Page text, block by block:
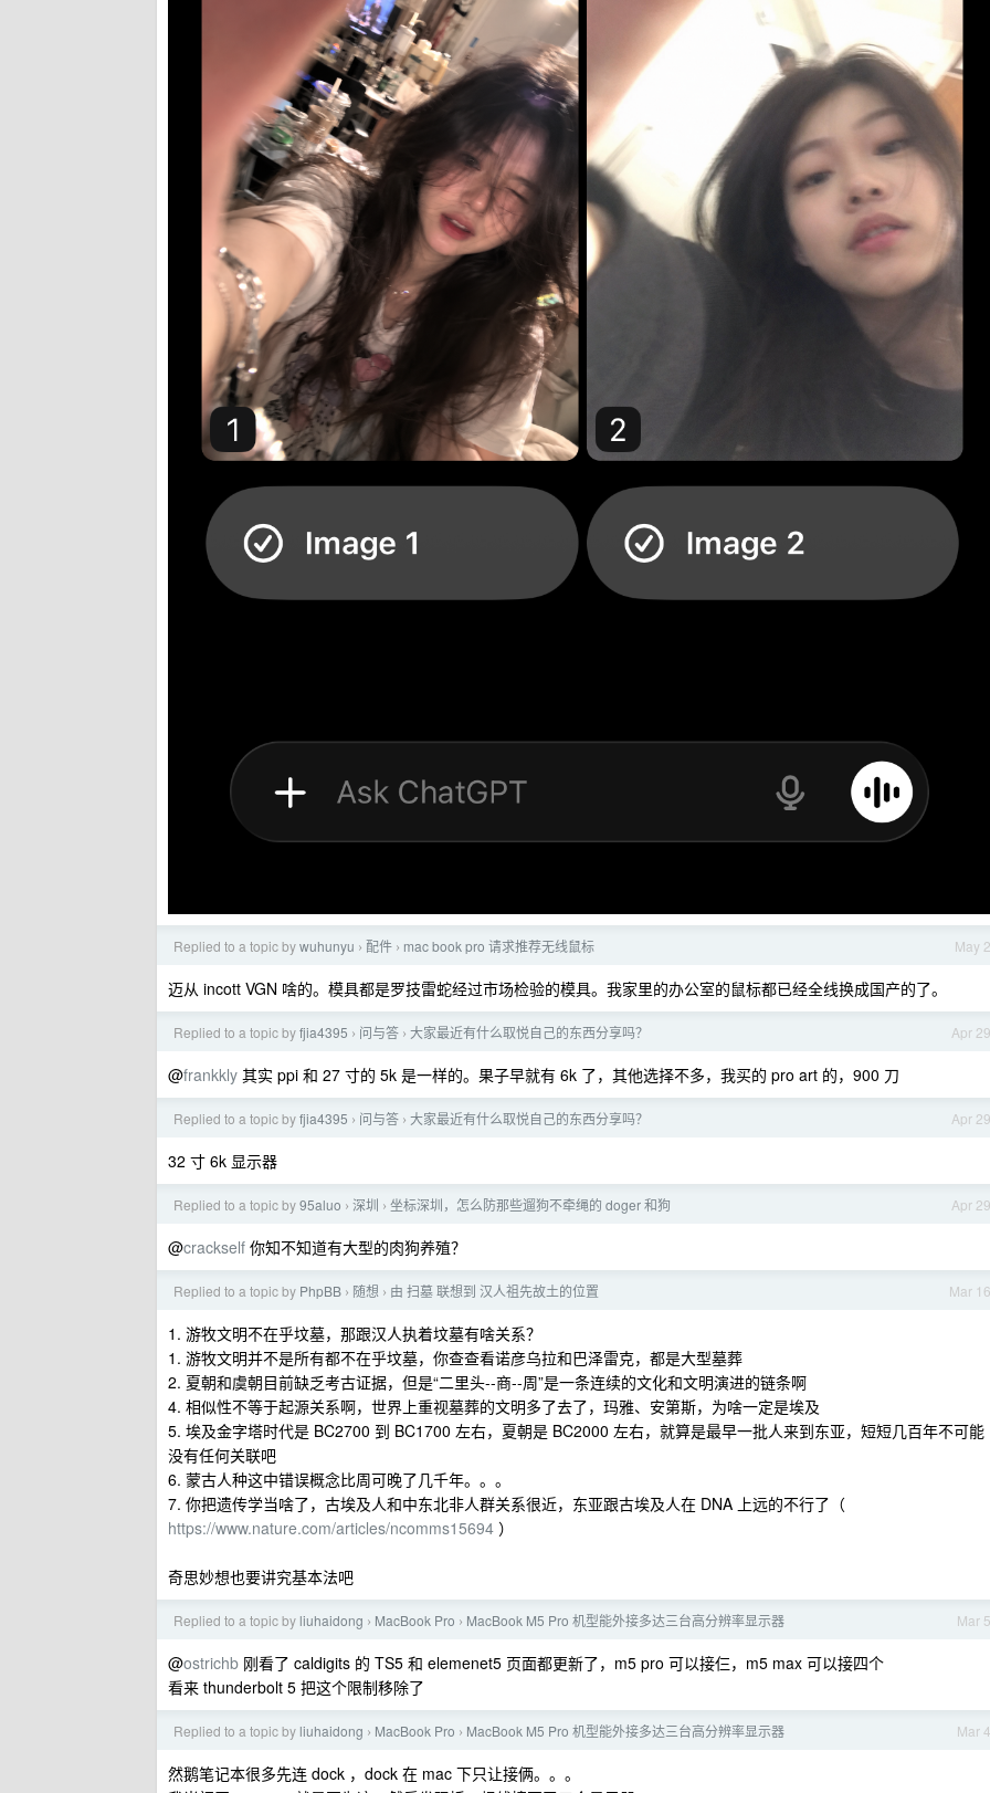
May 2
Replied to a topic bywuhunyu › 配件 › mac book pro 请求推荐无线鼠标
迈从 incott VGN 啥的。模具都是罗技雷蛇经过市场检验的模具。我家里的办公室的鼠标都已经全线换成国产的了。
Apr 29
Replied to a topic byfjia4395 › 问与答 › 大家最近有什么取悦自己的东西分享吗？
@frankkly 其实 ppi 和 27 寸的 5k 是一样的。果子早就有 6k 了，其他选择不多，我买的 pro art 的，900 刀
Apr 29
Replied to a topic byfjia4395 › 问与答 › 大家最近有什么取悦自己的东西分享吗？
32 寸 6k 显示器
Apr 29
Replied to a topic by95aluo › 深圳 › 坐标深圳，怎么防那些遛狗不牵绳的 doger 和狗
@crackself 你知不知道有大型的肉狗养殖？
Mar 16
Replied to a topic by PhpBB › 随想 › 由 扫墓 联想到 汉人祖先故土的位置
1. 游牧文明不在乎坟墓，那跟汉人执着坟墓有啥关系？
1. 游牧文明并不是所有都不在乎坟墓，你查查看诺彦乌拉和巴泽雷克，都是大型墓葬
2. 夏朝和虞朝目前缺乏考古证据，但是“二里头--商--周”是一条连续的文化和文明演进的链条啊
4. 相似性不等于起源关系啊，世界上重视墓葬的文明多了去了，玛雅、安第斯，为啥一定是埃及
5. 埃及金字塔时代是 BC2700 到 BC1700 左右，夏朝是 BC2000 左右，就算是最早一批人来到东亚，短短几百年不可能
没有任何关联吧
6. 蒙古人种这中错误概念比周可晚了几千年。。。
7. 你把遗传学当啥了，古埃及人和中东北非人群关系很近，东亚跟古埃及人在 DNA 上远的不行了（
https://www.nature.com/articles/ncomms15694 ）
奇思妙想也要讲究基本法吧
Mar 5
Replied to a topic by liuhaidong › MacBook Pro › MacBook M5 Pro 机型能外接多达三台高分辨率显示器
@ostrichb 刚看了 caldigits 的 TS5 和 elemenet5 页面都更新了，m5 pro 可以接仨，m5 max 可以接四个
看来 thunderbolt 5 把这个限制移除了
Mar 4
Replied to a topic by liuhaidong › MacBook Pro › MacBook M5 Pro 机型能外接多达三台高分辨率显示器
然鹅笔记本很多先连 dock ，dock 在 mac 下只让接俩。。。